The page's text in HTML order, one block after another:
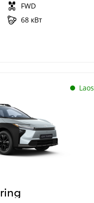
FWD
68 кВт
Laos